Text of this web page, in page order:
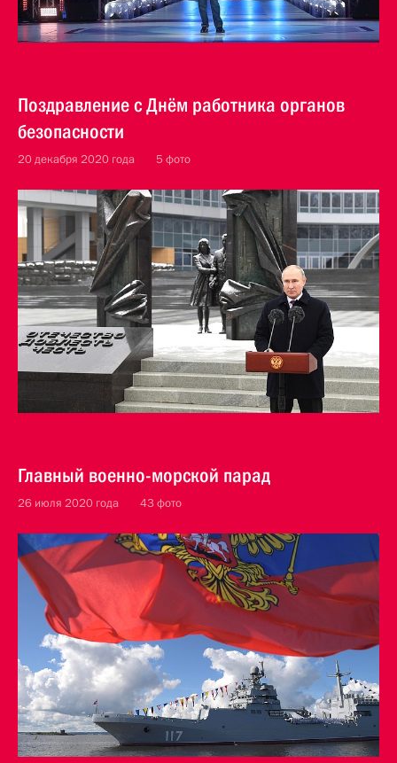
Поздравление с Днём работника органов
безопасности
20 декабря 2020 года 5 фото
Главный военно-морской парад
26 июля 2020 года 43 фото